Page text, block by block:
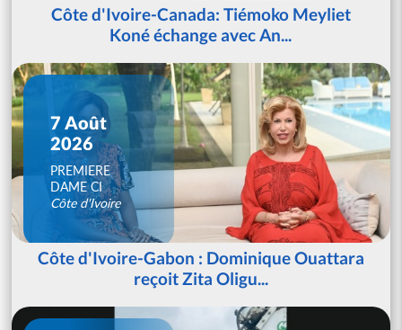
Côte d'Ivoire-Canada: Tiémoko Meyliet
Koné échange avec An...
7 Août
2026
PREMIERE
DAME CI
Côte d'Ivoire
Côte d'Ivoire-Gabon : Dominique Ouattara
reçoit Zita Oligu...